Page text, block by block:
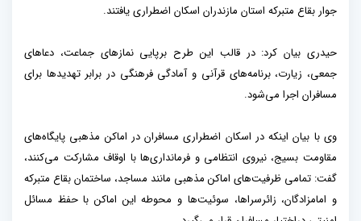
جوار بقاع متبرکه استان مازندران اسکان اضطراری یافتند.
حیدری بیان کرد: در قالب این طرح برپایی نمازهای جماعت، دعاهای
جمعی، زیارت، برنامه‌های قرآنی و آمادگی فرهنگی در برابر تهدیدها برای
مسافران اجرا می‌شود.
وی با بیان اینکه در اسکان اضطراری مسافران در اماکن مذهبی پایگاه‌های
مقاومت بسیج، نیروی انتظامی و فرمانداری‌ها با اوقاف مشارکت می‌کنند،
گفت: تمامی ظرفیت‌های اماکن مذهبی مانند مساجد، ساختمان بقاع متبرکه
و امامزادگان، زائرسراها، سوئیت‌ها و محوطه این اماکن با حفظ مسائل